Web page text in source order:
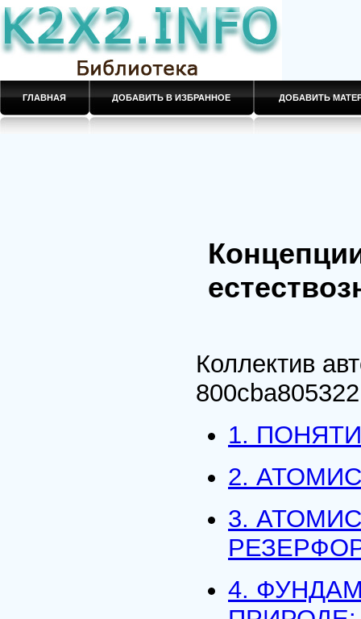
ГЛАВНАЯ ДОБАВИТЬ В ИЗБРАННОЕ ДОБАВИТЬ
Коллектив
800cba805322
1.
2.
3.
4.